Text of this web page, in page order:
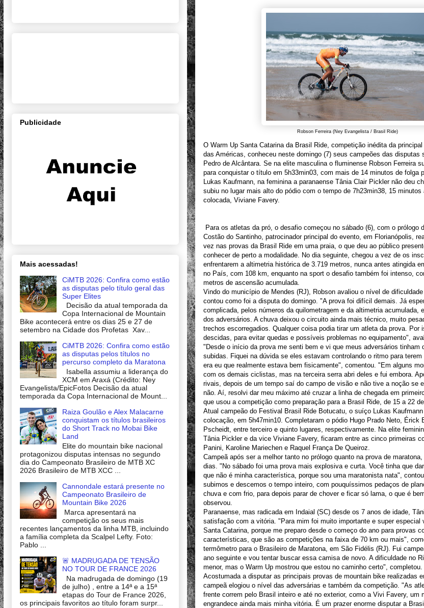
Robson Ferreira (Ney Evangelista / Brasil Ride)
O Warm Up Santa Catarina da Brasil Ride, competição inédita da
das Américas, conheceu neste domingo (7) seus campeões das disputas
Pedro de Alcântara. Se na elite masculina o fluminense Robson Ferreira
para conquistar o título em 5h33min03, com mais de 14 minutos de folga
Lukas Kaufmann, na feminina a paranaense Tânia Clair Pickler não deu
subiu no lugar mais alto do pódio com o tempo de 7h23min38, 15 minutos
colocada, Viviane Favery.
Para os atletas da pró, o desafio começou no sábado (6), com o prólogo
Costão do Santinho, patrocinador principal do evento, em Florianópolis,
vez nas provas da Brasil Ride em uma praia, o que deu ao público
conhecer de perto a modalidade. No dia seguinte, chegou a vez de os
enfrentarem a altimetria histórica de 3.719 metros, nunca antes atingida
no País, com 108 km, enquanto na sport o desafio também foi intenso,
metros de ascensão acumulada.
Vindo do município de Mendes (RJ), Robson avaliou o nível de
contou como foi a disputa do domingo. "A prova foi difícil demais. Já
complicada, pelos números da quilometragem e da altimetria acumulada,
dos adversários. A chuva deixou o circuito ainda mais técnico, muito
trechos escorregadios. Qualquer coisa podia tirar um atleta da prova. Por
descidas, para evitar quedas e possíveis problemas no equipamento",
"Desde o início da prova me senti bem e vi que meus adversários tinham
subidas. Fiquei na dúvida se eles estavam controlando o ritmo para
era eu que realmente estava bem fisicamente", comentou. "Em alguns
com os demais ciclistas, mas na terceira serra abri deles e fui embora.
rivais, depois de um tempo saí do campo de visão e não tive a noção se
não. Aí, resolvi dar meu máximo até cruzar a linha de chegada em
que usou a competição como preparação para a Brasil Ride, de 15 a 22
Atual campeão do Festival Brasil Ride Botucatu, o suíço Lukas
colocação, em 5h47min10. Completaram o pódio Hugo Prado Neto, Érick
Pscheidt, entre terceiro e quinto lugares, respectivamente. Na elite
Tânia Pickler e da vice Viviane Favery, ficaram entre as cinco primeiras
Panini, Karoline Mariechen e Raquel França De Queiroz.
Campeã após ser a melhor tanto no prólogo quanto na prova de
dias. "No sábado foi uma prova mais explosiva e curta. Você tinha que
que não é minha característica, porque sou uma maratonista nata",
subimos e descemos o tempo inteiro, com pouquíssimos pedaços de
chuva e com frio, para depois parar de chover e ficar só lama, o que é
observou.
Paranaense, mas radicada em Indaial (SC) desde os 7 anos de idade,
satisfação com a vitória. "Para mim foi muito importante e super especial
Santa Catarina, porque me preparo desde o começo do ano para provas
características, que são as competições na faixa de 70 km ou mais",
termômetro para o Brasileiro de Maratona, em São Fidélis (RJ). Fui
ano seguinte e vou tentar buscar essa camisa de novo. A dificuldade no
menor, mas o Warm Up mostrou que estou no caminho certo", completou.
Acostumada a disputar as principais provas de mountain bike realizadas
campeã elogiou o nível das adversárias e também da competição. "As
frente correm pelo Brasil inteiro e até no exterior, como a Vivi Favery, um
engrandece ainda mais minha vitória. É um prazer enorme disputar a
Publicidade
Mais acessadas!
CiMTB 2026: Confira como estão
as disputas pelo título geral das
Super Elites
Decisão da atual temporada da
Copa Internacional de Mountain
Bike acontecerá entre os dias 25 e 27 de
setembro na Cidade dos Profetas Xav...
CiMTB 2026: Confira como estão
as disputas pelos títulos no
percurso completo da Maratona
Isabella assumiu a liderança do
XCM em Araxá (Crédito: Ney
Evangelista/EpicFotos Decisão da atual
temporada da Copa Internacional de Mount...
Raiza Goulão e Alex Malacarne
conquistam os títulos brasileiros
do Short Track no Mobai Bike
Land
Elite do mountain bike nacional
protagonizou disputas intensas no segundo
dia do Campeonato Brasileiro de MTB XC
2026 Brasileiro de MTB XCC ...
Cannondale estará presente no
Campeonato Brasileiro de
Mountain Bike 2026
Marca apresentará na
competição os seus mais
recentes lançamentos da linha MTB, incluindo
a família completa da Scalpel Lefty. Foto:
Pablo ...
🚨 MADRUGADA DE TENSÃO
NO TOUR DE FRANCE 2026
Na madrugada de domingo (19
de julho) , entre a 14ª e a 15ª
etapas do Tour de France 2026,
os principais favoritos ao título foram surpr...